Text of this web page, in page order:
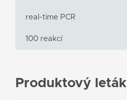
real-time PCR
100 reakcí
Produktový leták